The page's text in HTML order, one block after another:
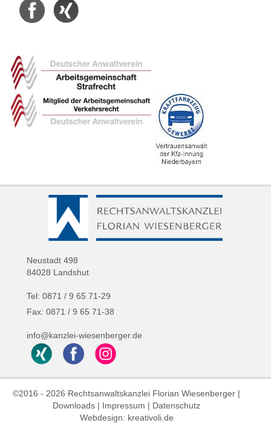
Neustadt 498
84028 Landshut
Tel: 0871 / 9 65 71-29
Fax: 0871 / 9 65 71-38
info@kanzlei-wiesenberger.de
©2016 - 2026 Rechtsanwaltskanzlei Florian Wiesenberger |
Downloads | Impressum | Datenschutz
Webdesign: kreativoli.de